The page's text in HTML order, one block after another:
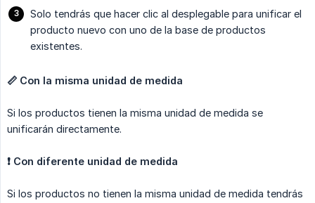
Solo tendrás que hacer clic al desplegable para unificar el
producto nuevo con uno de la base de productos
existentes.
📏 Con la misma unidad de medida
Si los productos tienen la misma unidad de medida se
unificarán directamente.
❗️ Con diferente unidad de medida
Si los productos no tienen la misma unidad de medida tendrás